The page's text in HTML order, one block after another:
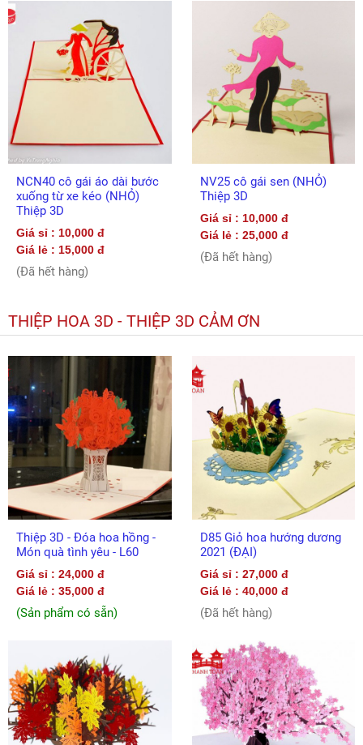
NCN40 cô gái áo dài bước
xuống từ xe kéo (NHỎ)
Thiệp 3D
Giá sỉ : 10,000 đ
Giá lẻ : 15,000 đ
(Đã hết hàng)
NV25 cô gái sen (NHỎ)
Thiệp 3D
Giá sỉ : 10,000 đ
Giá lẻ : 25,000 đ
(Đã hết hàng)
THIỆP HOA 3D - THIỆP 3D CẢM ƠN
Thiệp 3D - Đóa hoa hồng -
Món quà tình yêu - L60
Giá sỉ : 24,000 đ
Giá lẻ : 35,000 đ
(Sản phẩm có sẵn)
D85 Giỏ hoa hướng dương
2021 (ĐẠI)
Giá sỉ : 27,000 đ
Giá lẻ : 40,000 đ
(Đã hết hàng)